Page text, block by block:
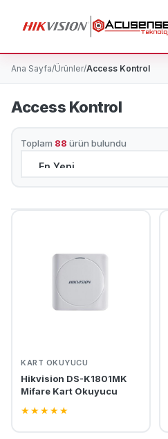
Ana Sayfa/Ürünler/Access Kontrol
Access Kontrol
Toplam 88 ürün bulundu
KART OKUYUCU
Hikvision DS-K1801MK
Mifare Kart Okuyucu
★★★★★